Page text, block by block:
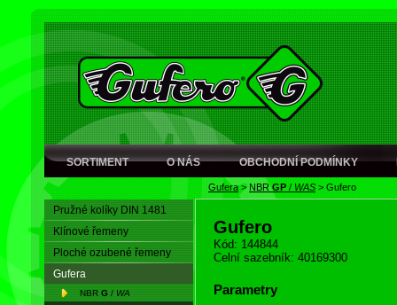
SORTIMENT O NÁS OBCHODNÍ PODMÍNKY
Gufera> NBRGP / WAS > Gufero
Pružné kolíky DIN 1481
Klínové řemeny
Ploché ozubené řemeny
Gufera
NBR G / WA
Gufero
Kód: 144844
Celní sazebník: 40169300
Parametry